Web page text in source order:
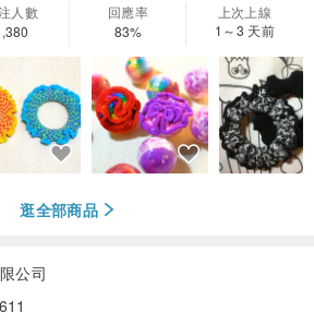
人數
回應率
83%
上次上線
1～3 天前
逛全部商品
公司